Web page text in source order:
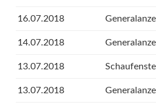
16.07.2018
14.07.2018
13.07.2018
13.07.2018